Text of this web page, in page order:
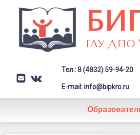
содержимому
ГАУ ДПО
E-mail
VK Заголовок
Тел.: 8 (4832) 59-94-20
E-mail: info@bipkro.ru